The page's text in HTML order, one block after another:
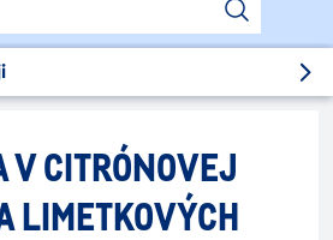
V CITRÓNOVEJ
LIMETKOVÝCH